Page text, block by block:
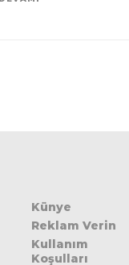
Künye
Reklam Verin
Kullanım
Koşulları